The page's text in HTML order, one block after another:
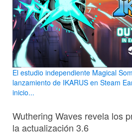
El estudio independiente Magical
lanzamiento de IKARUS en Steam
inicio...
Wuthering Waves revela los
la actualización 3.6